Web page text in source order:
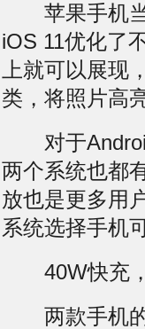
苹果手机当
iOS 11优化了
上就可以展现
类，将照片高
对于Android
两个系统也都
放也是更多用
系统选择手机
40W快充，
两款手机的